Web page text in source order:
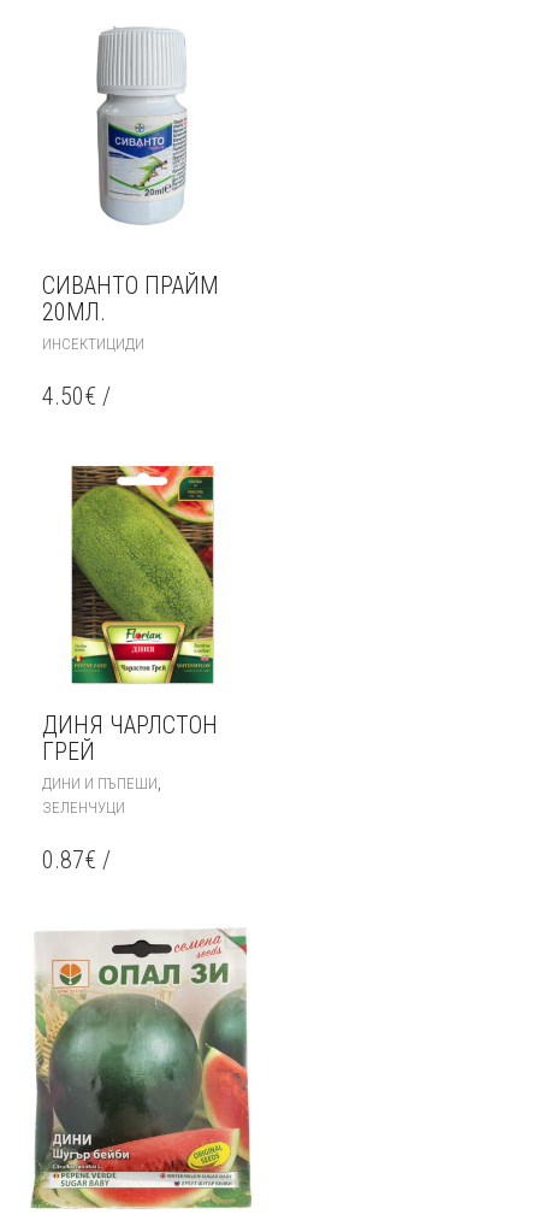
СИВАНТО ПРАЙМ
20МЛ.
ИНСЕКТИЦИДИ
4.50€ /
ДИНЯ ЧАРЛСТОН
ГРЕЙ
ДИНИ И ПЪПЕШИ
ЗЕЛЕНЧУЦИ
0.87€ /